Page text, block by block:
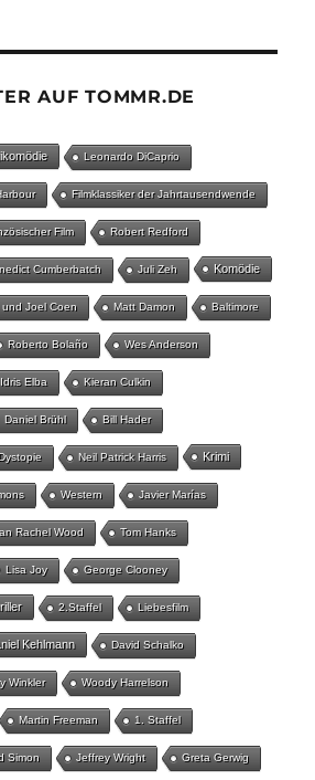
AUF TOMMR.DE
Leonardo DiCaprio
Filmklassiker der Jahrtausendwende
Film Robert Redford
Cumberbatch Juli Zeh Komödie
und Joel Coen Matt Damon Baltimore
Roberto Bolaño Wes Anderson
Idris Elba Kieran Culkin
Daniel Brühl Bill Hader
Dystopie Neil Patrick Harris Krimi
Western Javier Marías
Rachel Wood Tom Hanks
Lisa Joy George Clooney
2.Staffel Liebesfilm
Kehlmann David Schalko
Winkler Woody Harrelson
Martin Freeman 1. Staffel
Simon Jeffrey Wright Greta Gerwig